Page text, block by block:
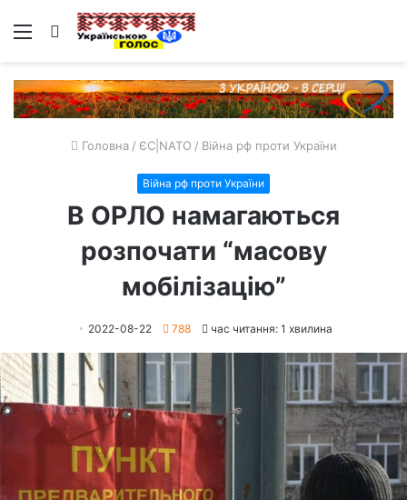
Меню Пошук
Головна / ЄС|NATO / Війна рф проти України
Війна рф проти України
В ОРЛО намагаються
розпочати “масову
мобілізацію”
2022-08-22 788 час читання: 1 хвилина